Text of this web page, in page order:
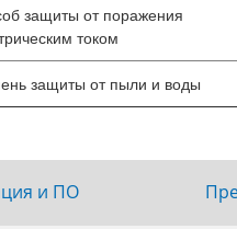
защиты от поражения
током
защиты от пыли и воды
и ПО